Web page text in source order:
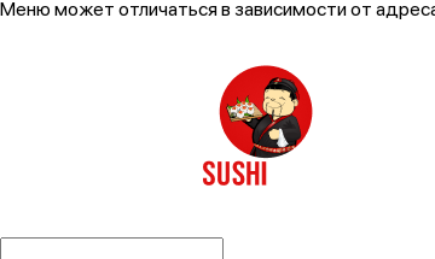
Меню может отличаться в зависимости от